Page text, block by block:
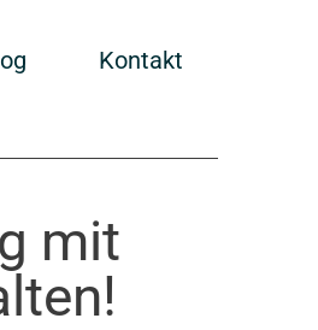
Kontakt
mit